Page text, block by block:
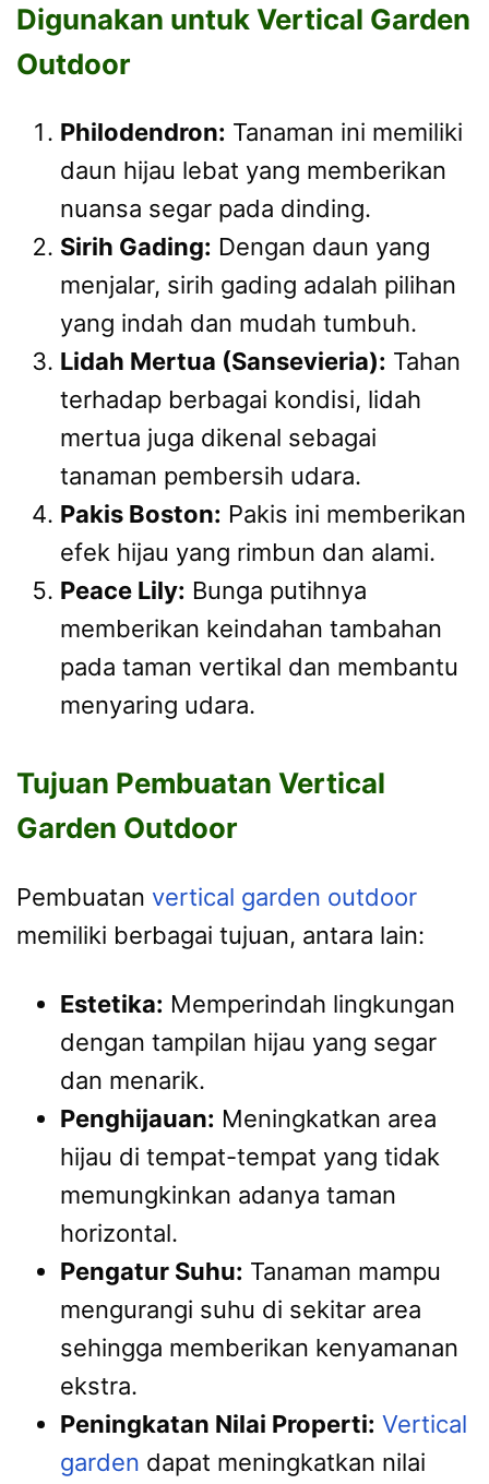
Digunakan untuk Vertical Garden
Outdoor
Philodendron: Tanaman ini memiliki
daun hijau lebat yang memberikan
nuansa segar pada dinding.
Sirih Gading: Dengan daun yang
menjalar, sirih gading adalah pilihan
yang indah dan mudah tumbuh.
Lidah Mertua (Sansevieria): Tahan
terhadap berbagai kondisi, lidah
mertua juga dikenal sebagai
tanaman pembersih udara.
Pakis Boston: Pakis ini memberikan
efek hijau yang rimbun dan alami.
Peace Lily: Bunga putihnya
memberikan keindahan tambahan
pada taman vertikal dan membantu
menyaring udara.
Tujuan Pembuatan Vertical
Garden Outdoor
Pembuatan vertical garden outdoor
memiliki berbagai tujuan, antara lain:
Estetika: Memperindah lingkungan
dengan tampilan hijau yang segar
dan menarik.
Penghijauan: Meningkatkan area
hijau di tempat-tempat yang tidak
memungkinkan adanya taman
horizontal.
Pengatur Suhu: Tanaman mampu
mengurangi suhu di sekitar area
sehingga memberikan kenyamanan
ekstra.
Peningkatan Nilai Properti: Vertical
garden dapat meningkatkan nilai